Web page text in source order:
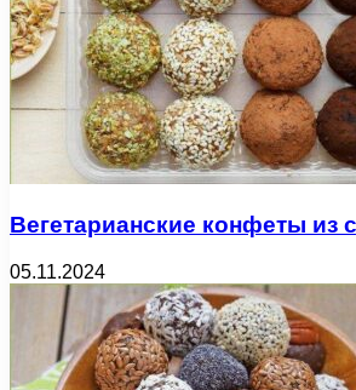
Вегетарианские конфеты из
05.11.2024